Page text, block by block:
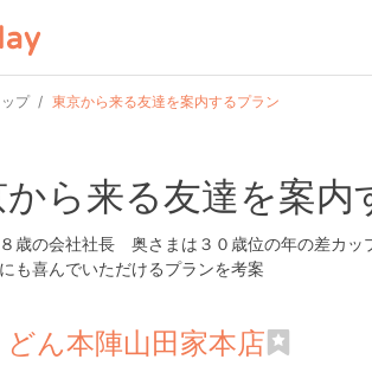
プ 東京から来る友達を案内するプラン
ら来る友達を案内
歳の会社社長 奥さまは３０歳位の年の差カッ
も喜んでいただけるプランを考案
どん本陣山田家本店